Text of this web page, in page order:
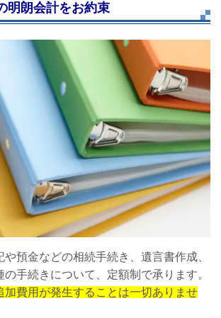
明朗会計をお約束
預金などの相続手続き、遺言書作成、
手続きについて、定額制で承ります。
加費用が発生することは一切ありませ